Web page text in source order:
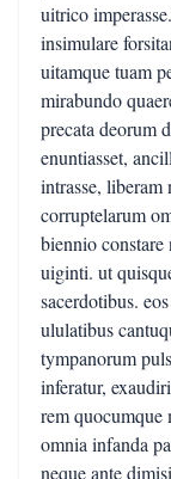
uitrico
insimulare
uitamque tuam
mirabundo
precata deorum
enuntiasset,
intrasse, liberam
corruptelarum
biennio
uiginti. ut
sacerdotibus.
ululatibus
tympanorum
inferatur,
rem quocumque
omnia infanda
neque ante